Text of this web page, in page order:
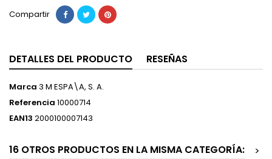
Compartir
DETALLES DEL PRODUCTO RESEÑAS
Marca 3 M ESPA\A, S. A.
Referencia 10000714
EAN13 2000100007143
16 OTROS PRODUCTOS EN LA MISMA CATEGORÍA:
>